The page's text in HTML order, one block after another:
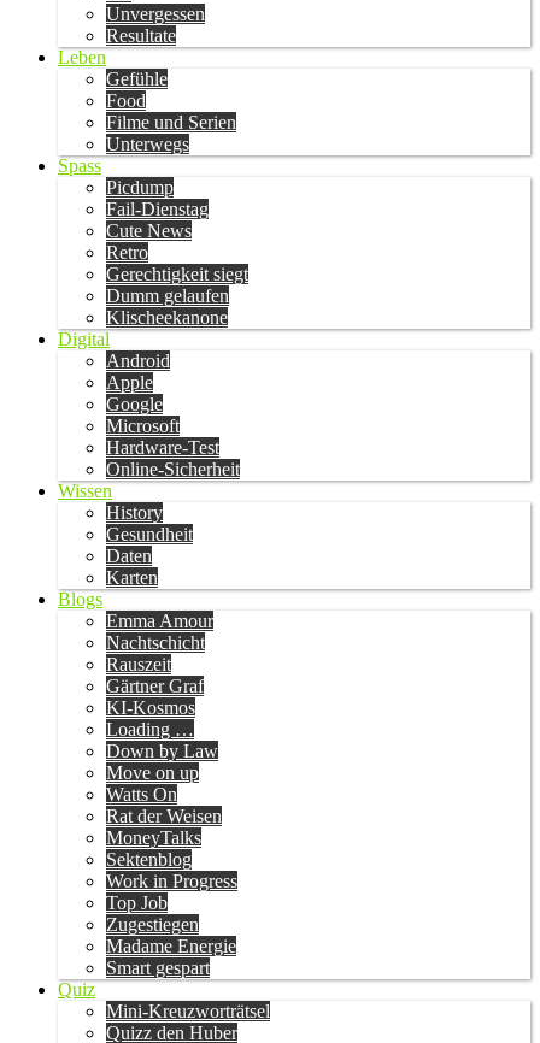
Unvergessen
Resultate
Leben
Gefühle
Food
Filme und Serien
Unterwegs
Spass
Picdump
Fail-Dienstag
Cute News
Retro
Gerechtigkeit siegt
Dumm gelaufen
Klischeekanone
Digital
Android
Apple
Google
Microsoft
Hardware-Test
Online-Sicherheit
Wissen
History
Gesundheit
Daten
Karten
Blogs
Emma Amour
Nachtschicht
Rauszeit
Gärtner Graf
KI-Kosmos
Loading …
Down by Law
Move on up
Watts On
Rat der Weisen
MoneyTalks
Sektenblog
Work in Progress
Top Job
Zugestiegen
Madame Energie
Smart gespart
Quiz
Mini-Kreuzworträtsel
Quizz den Huber